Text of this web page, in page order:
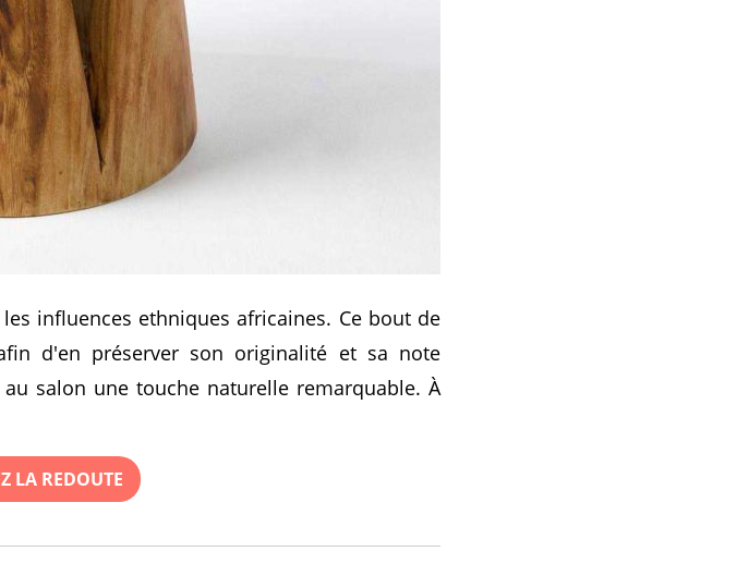
influences ethniques africaines. Ce bout de
d'en préserver son originalité et sa note
salon une touche naturelle remarquable. À
LA REDOUTE